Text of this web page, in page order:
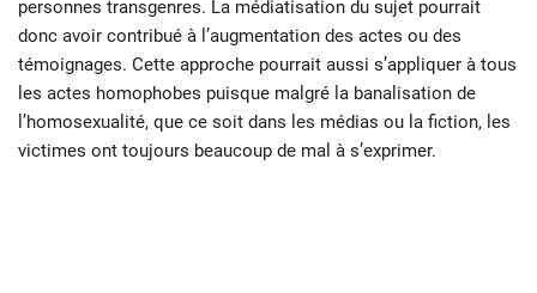
personnes transgenres. La médiatisation du sujet pourrait
donc avoir contribué à l’augmentation des actes ou des
témoignages. Cette approche pourrait aussi s’appliquer à tous
les actes homophobes puisque malgré la banalisation de
l’homosexualité, que ce soit dans les médias ou la fiction, les
victimes ont toujours beaucoup de mal à s’exprimer.